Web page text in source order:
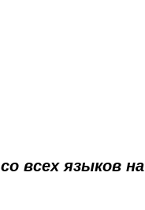
со всех языков на